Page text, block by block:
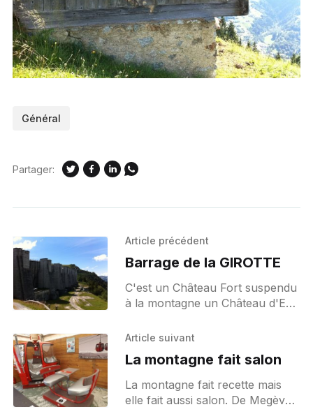
Général
Partager:
Article précédent
Barrage de la GIROTTE
C'est un Château Fort suspendu
à la montagne un Château d'Eau
de balcon austère, une
Article suivant
La montagne fait salon
La montagne fait recette mais
elle fait aussi salon. De Megève